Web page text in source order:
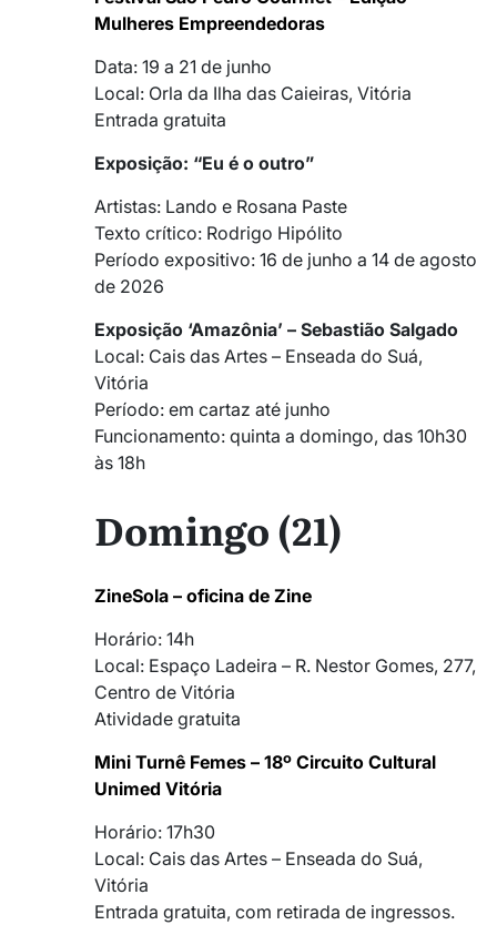
Mulheres Empreendedoras
Data: 19 a 21 de junho
Local: Orla da Ilha das Caieiras, Vitória
Entrada gratuita
Exposição: “Eu é o outro”
Artistas: Lando e Rosana Paste
Texto crítico: Rodrigo Hipólito
Período expositivo: 16 de junho a 14 de agosto
de 2026
Exposição ‘Amazônia’ – Sebastião Salgado
Local: Cais das Artes – Enseada do Suá,
Vitória
Período: em cartaz até junho
Funcionamento: quinta a domingo, das 10h30
às 18h
Domingo (21)
ZineSola – oficina de Zine
Horário: 14h
Local: Espaço Ladeira – R. Nestor Gomes, 277,
Centro de Vitória
Atividade gratuita
Mini Turnê Femes – 18º Circuito Cultural
Unimed Vitória
Horário: 17h30
Local: Cais das Artes – Enseada do Suá,
Vitória
Entrada gratuita, com retirada de ingressos.